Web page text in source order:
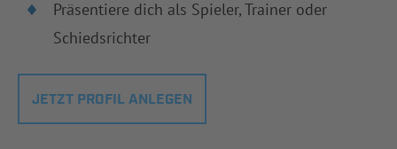
Präsentiere dich als Spieler, Trainer oder
Schiedsrichter
JETZT PROFIL ANLEGEN